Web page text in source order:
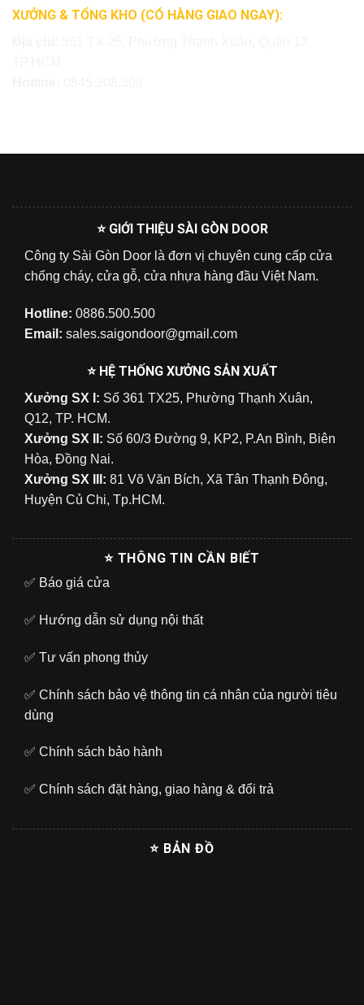
XƯỞNG & TỔNG KHO (CÓ HÀNG GIAO NGAY):
⭐ GIỚI THIỆU SÀI GÒN DOOR
Công ty Sài Gòn Door là đơn vị chuyên cung cấp cửa
chống cháy, cửa gỗ, cửa nhựa hàng đầu Việt Nam.
Hotline: 0886.500.500
Email: sales.saigondoor@gmail.com
⭐ HỆ THỐNG XƯỞNG SẢN XUẤT
Xưởng SX I: Số 361 TX25, Phường Thạnh Xuân,
Q12, TP. HCM.
Xưởng SX II: Số 60/3 Đường 9, KP2, P.An Bình, Biên
Hòa, Đồng Nai.
Xưởng SX III: 81 Võ Văn Bích, Xã Tân Thạnh Đông,
Huyện Củ Chi, Tp.HCM.
⭐ THÔNG TIN CẦN BIẾT
✅ Báo giá cửa
✅ Hướng dẫn sử dụng nội thất
✅ Tư vấn phong thủy
✅ Chính sách bảo vệ thông tin cá nhân của người tiêu
dùng
✅ Chính sách bảo hành
✅ Chính sách đặt hàng, giao hàng & đổi trả
⭐ BẢN ĐỒ